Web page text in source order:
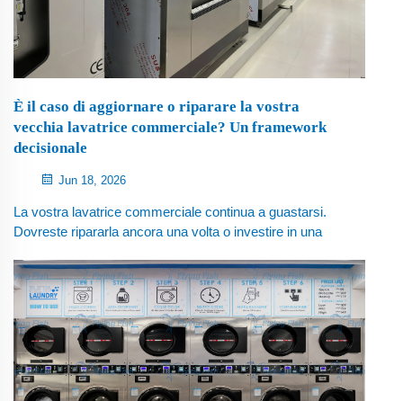
È il caso di aggiornare o riparare la vostra
vecchia lavatrice commerciale? Un framework
decisionale
Jun 18, 2026
La vostra lavatrice commerciale continua a guastarsi.
Dovreste ripararla ancora una volta o investire in una
prendere una decisione basata su dati reali, non
sull'emozione.